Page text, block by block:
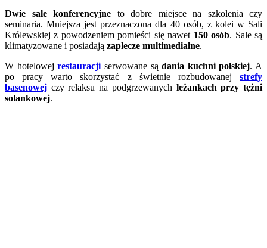
Dwie sale konferencyjne to dobre miejsce na szkolenia czy
seminaria. Mniejsza jest przeznaczona dla 40 osób, z kolei w Sali
Królewskiej z powodzeniem pomieści się nawet 150 osób. Sale są
klimatyzowane i posiadają zaplecze multimedialne.
W hotelowejrestauracji serwowane sądania kuchni polskiej. A
po pracy warto skorzystać z świetnie rozbudowanej strefy
basenowej czy relaksu na podgrzewanych leżankach przy tężni
solankowej.